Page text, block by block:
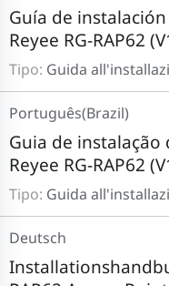
Tipo: Guida
Guía de
Reyee RG-RAP62
Tipo: Guida
Guia de instalação
Reyee RG-RAP62
Português(Brazil)
Deutsch